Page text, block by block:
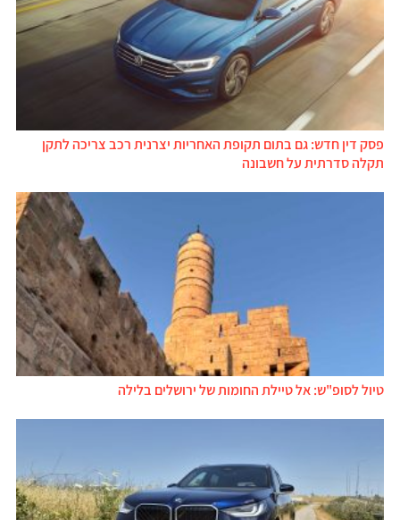
פסק דין חדש: גם בתום תקופת האחריות יצרנית רכב צריכה לתקן
תקלה סדרתית על חשבונה
טיול לסופ"ש: אל טיילת החומות של ירושלים בלילה